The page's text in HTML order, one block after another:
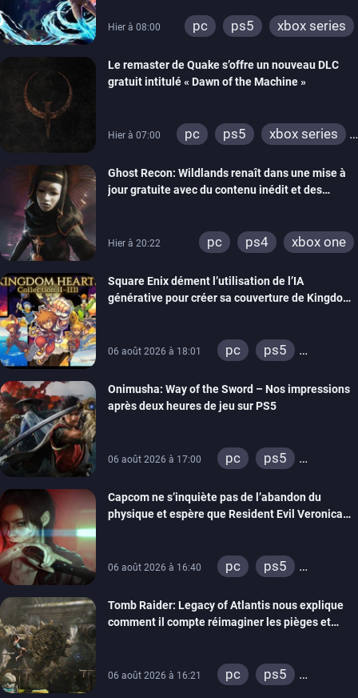
Hier à 08:00 pc ps5 xbox series
Le remaster de Quake s’offre un nouveau DLC
gratuit intitulé « Dawn of the Machine »
Hier à 07:00 pc ps5
xbox series
xbox one
nintendo 64
Ghost Recon: Wildlands renaît dans une mise à
jour gratuite avec du contenu inédit et des
Hier à 20:22 pc ps4 xbox one
Square Enix dément l’utilisation de l’IA
générative pour créer sa couverture de Kingdom
06 août 2026 à 18:01 pc
ps5
switch 2
Onimusha: Way of the Sword – Nos impressions
après deux heures de jeu sur PS5
06 août 2026 à 17:00 pc
ps5
switch 2
Capcom ne s’inquiète pas de l’abandon du
physique et espère que Resident Evil Veronica
06 août 2026 à 16:40 pc
ps5
switch 2
Tomb Raider: Legacy of Atlantis nous explique
comment il compte réimaginer les pièges et
06 août 2026 à 16:21 pc
ps5